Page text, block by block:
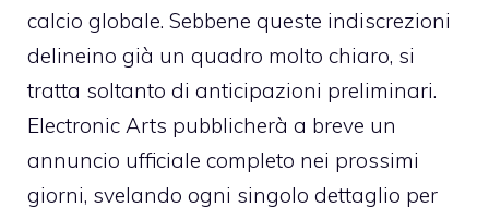
calcio globale. Sebbene queste indiscrezioni
delineino già un quadro molto chiaro, si
tratta soltanto di anticipazioni preliminari.
Electronic Arts pubblicherà a breve un
annuncio ufficiale completo nei prossimi
giorni, svelando ogni singolo dettaglio per